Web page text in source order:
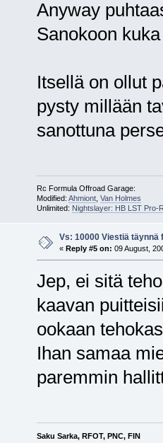
Anyway
Sanokoon
Itsellä on ollut
pysty millään
sanottuna
Rc Formula Offroad Garage:
Modified: Ahmiont, Van Holmes
Unlimited: Nightslayer: HB LST Pro-
Vs: 10000 Viestiä täynnä
« Reply #5 on: 09 August,
Jep, ei sitä
kaavan
ookaan
Ihan samaa
paremmin
Saku Sarka, RFOT, PNC, FIN